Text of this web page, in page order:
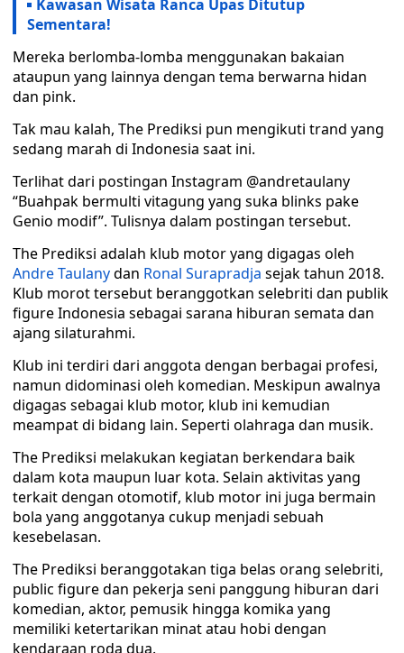
Kawasan Wisata Ranca Upas Ditutup
Sementara!
Mereka berlomba-lomba menggunakan bakaian
ataupun yang lainnya dengan tema berwarna hidan
dan pink.
Tak mau kalah, The Prediksi pun mengikuti trand yang
sedang marah di Indonesia saat ini.
Terlihat dari postingan Instagram @andretaulany
“Buahpak bermulti vitagung yang suka blinks pake
Genio modif”. Tulisnya dalam postingan tersebut.
The Prediksi adalah klub motor yang digagas oleh
Andre Taulanydan Ronal Surapradja sejak tahun 2018.
Klub morot tersebut beranggotkan selebriti dan publik
figure Indonesia sebagai sarana hiburan semata dan
ajang silaturahmi.
Klub ini terdiri dari anggota dengan berbagai profesi,
namun didominasi oleh komedian. Meskipun awalnya
digagas sebagai klub motor, klub ini kemudian
meampat di bidang lain. Seperti olahraga dan musik.
The Prediksi melakukan kegiatan berkendara baik
dalam kota maupun luar kota. Selain aktivitas yang
terkait dengan otomotif, klub motor ini juga bermain
bola yang anggotanya cukup menjadi sebuah
kesebelasan.
The Prediksi beranggotakan tiga belas orang selebriti,
public figure dan pekerja seni panggung hiburan dari
komedian, aktor, pemusik hingga komika yang
memiliki ketertarikan minat atau hobi dengan
kendaraan roda dua.